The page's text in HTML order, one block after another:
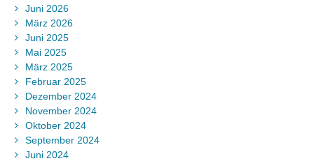
Juni 2026
März 2026
Juni 2025
Mai 2025
März 2025
Februar 2025
Dezember 2024
November 2024
Oktober 2024
September 2024
Juni 2024